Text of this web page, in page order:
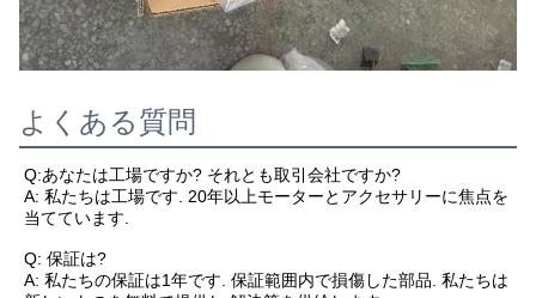
よくある質問
Q:あなたは工場ですか? それとも取引会社ですか?
A: 私たちは工場です. 20年以上モーターとアクセサリーに焦点を
当てています.
Q: 保証は?
A: 私たちの保証は1年です. 保証範囲内で損傷した部品. 私たちは